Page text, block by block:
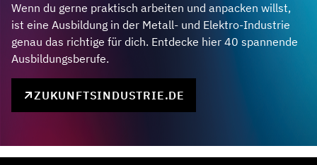
Wenn du gerne praktisch arbeiten und anpacken willst,
ist eine Ausbildung in der Metall- und Elektro-Industrie
genau das richtige für dich. Entdecke hier 40 spannende
Ausbildungsberufe.
ZUKUNFTSINDUSTRIE.DE